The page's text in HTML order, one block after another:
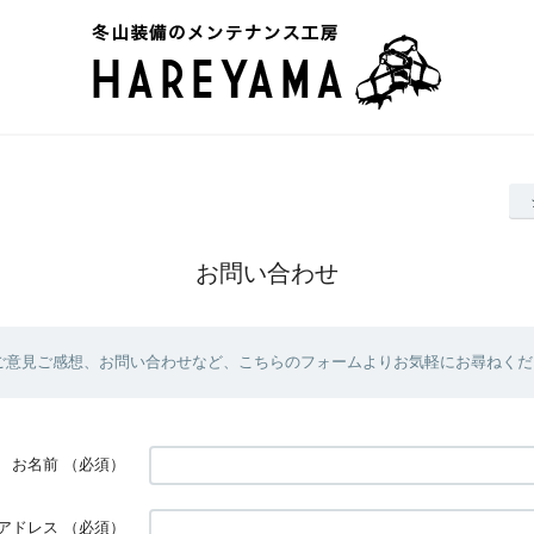
お問い合わせ
見ご感想、お問い合わせなど、こちらのフォームよりお気軽にお尋ねくだ
お名前 （必須）
ドレス （必須）